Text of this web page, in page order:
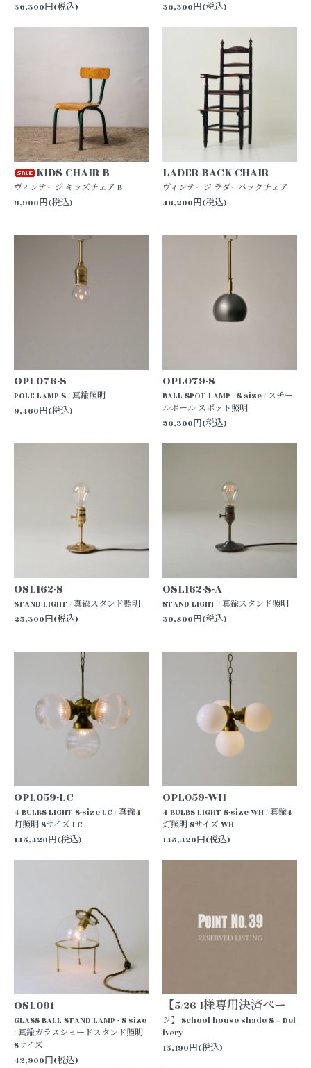
36,300円(税込) 36,300円(税込)
KIDS CHAIR B
ヴィンテージ キッズチェア B
9,900円(税込)
LADER BACK CHAIR
ヴィンテージ ラダーバックチェア
46,200円(税込)
OPL076-S
POLE LAMP S / 真鍮照明
9,460円(税込)
OPL079-S
BALL SPOT LAMP - S size / スチー
ルボール スポット照明
36,300円(税込)
OSL162-S
STAND LIGHT / 真鍮スタンド照明
25,300円(税込)
OSL162-S-A
STAND LIGHT / 真鍮スタンド照明
30,800円(税込)
OPL059-LC
4 BULBS LIGHT S-size LC / 真鍮4
灯照明 Sサイズ LC
145,420円(税込)
OPL059-WH
4 BULBS LIGHT S-size WH / 真鍮4
灯照明 Sサイズ WH
145,420円(税込)
OSL091
GLASS BALL STAND LAMP - S size
/ 真鍮ガラスシェードスタンド照明
Sサイズ
42,900円(税込)
【5/26 I様専用決済ペー
ジ】 School house shade S + Del
ivery
15,190円(税込)